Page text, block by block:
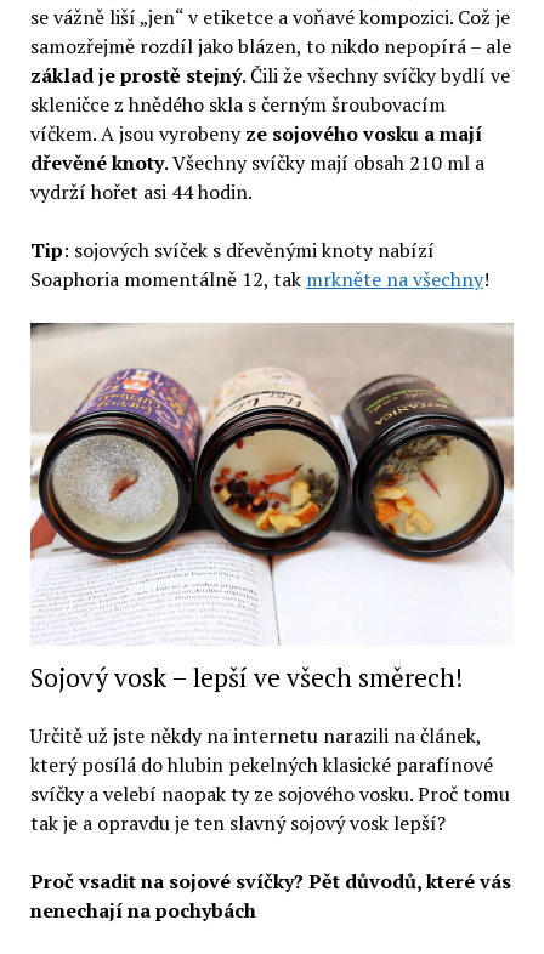
se vážně liší „jen“ v etiketce a voňavé kompozici. Což je
samozřejmě rozdíl jako blázen, to nikdo nepopírá – ale
základ je prostě stejný. Čili že všechny svíčky bydlí ve
skleničce z hnědého skla s černým šroubovacím
víčkem. A jsou vyrobenyze sojového vosku a mají
dřevěné knoty. Všechny svíčky mají obsah 210 ml a
vydrží hořet asi 44 hodin.
Tip: sojových svíček s dřevěnými knoty nabízí
Soaphoria momentálně 12, tak mrkněte na všechny!
Sojový vosk – lepší ve všech směrech!
Určitě už jste někdy na internetu narazili na článek,
který posílá do hlubin pekelných klasické parafínové
svíčky a velebí naopak ty ze sojového vosku. Proč tomu
tak je a opravdu je ten slavný sojový vosk lepší?
Proč vsadit na sojové svíčky? Pět důvodů, které vás
nenechají na pochybách